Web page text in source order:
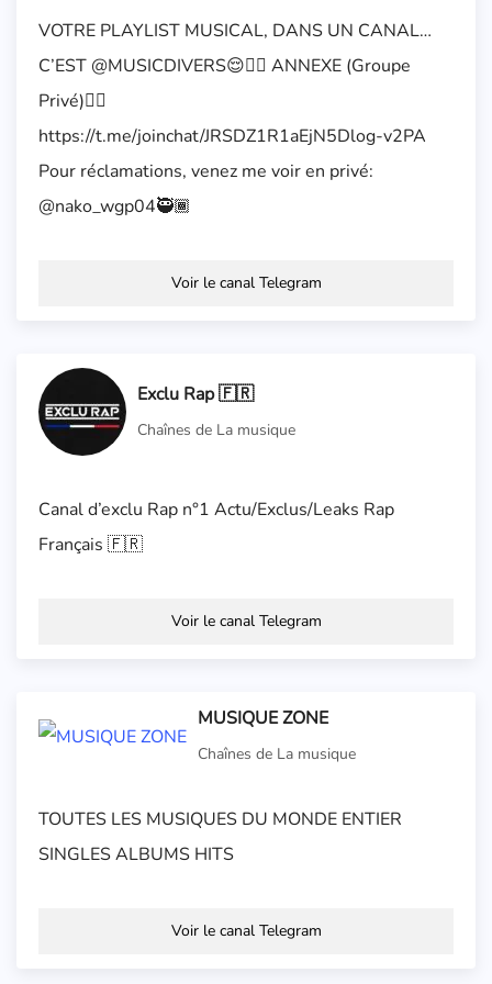
VOTRE PLAYLIST MUSICAL, DANS UN CANAL…
C’EST @MUSICDIVERS😌👌🏽 ANNEXE (Groupe
Privé)👉🏽
https://t.me/joinchat/JRSDZ1R1aEjN5Dlog-v2PA
Pour réclamations, venez me voir en privé:
@nako_wgp04🥷🏾
Voir le canal Telegram
Exclu Rap 🇫🇷
Chaînes de La musique
Canal d’exclu Rap n°1 Actu/Exclus/Leaks Rap
Français 🇫🇷
Voir le canal Telegram
MUSIQUE ZONE
Chaînes de La musique
TOUTES LES MUSIQUES DU MONDE ENTIER
SINGLES ALBUMS HITS
Voir le canal Telegram